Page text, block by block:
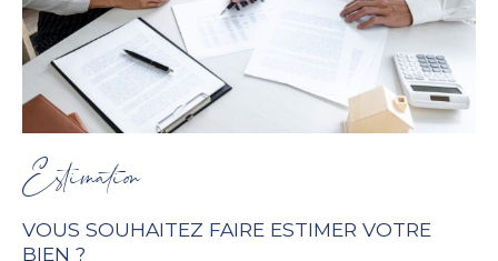
Estimation
VOUS SOUHAITEZ FAIRE ESTIMER VOTRE
BIEN ?